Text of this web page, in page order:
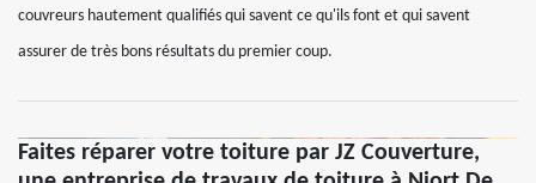
couvreurs hautement qualifiés qui savent ce qu'ils font et qui savent
assurer de très bons résultats du premier coup.
Faites réparer votre toiture par JZ Couverture,